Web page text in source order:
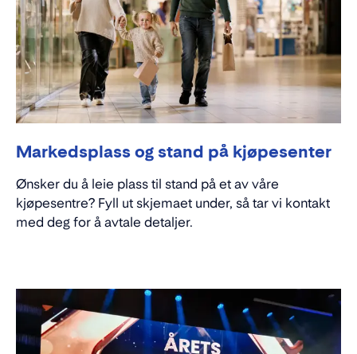
Markedsplass og stand på kjøpesenter
Ønsker du å leie plass til stand på et av våre
kjøpesentre? Fyll ut skjemaet under, så tar vi kontakt
med deg for å avtale detaljer.